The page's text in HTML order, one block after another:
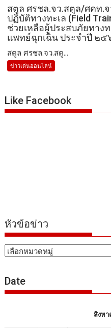
สตูล ศรชล.จว.สตูล/ศคท.
ปฏิบัติทางทะเล (Field
ช่วยเหลือผู้ประสบภัยทาง
แพทย์ฉุกเฉิน ประจำปี ๒๕
สตูล ศรชล.จว.สตู...
ข่าวเด่นออนไลน์
Like Facebook
หัวข้อข่าว
หัวข้อ
Date
สิงหา